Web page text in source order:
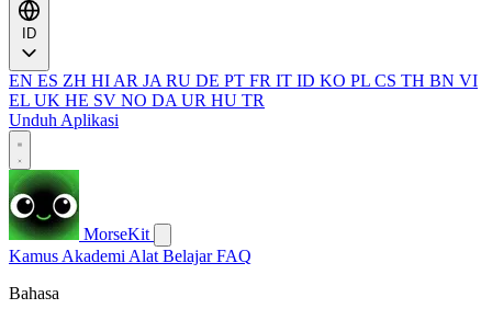
EN ES ZH HI AR JA RU DE PT FR IT ID KO PL CS TH BN VI
EL UK HE SV NO DA UR HU TR
Unduh Aplikasi
MorseKit
Kamus Akademi Alat BelajarFAQ
Bahasa